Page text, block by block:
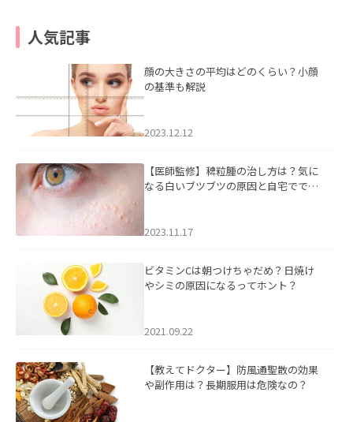
人気記事
顔の大きさの平均はどのくらい？小顔
の基準も解説
2023.12.12
【医師監修】稗粒腫の治し方は？気に
なる白いブツブツの原因と自宅ででき
2023.11.17
ビタミンCは朝つけちゃだめ？日焼け
やシミの原因になるってホント？
2021.09.22
【教えてドクター】防風通聖散の効果
や副作用は？長期服用は危険なの？